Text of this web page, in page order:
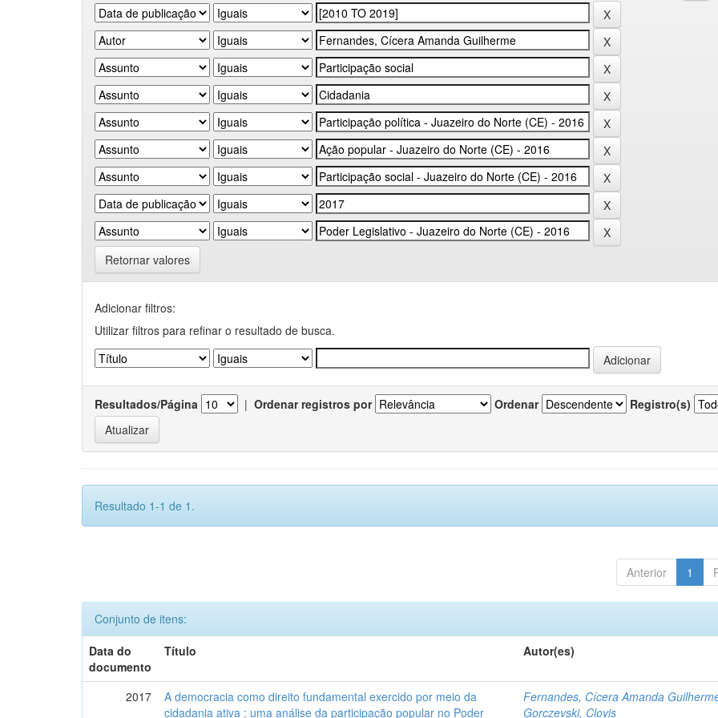
Retornar valores
Adicionar filtros:
Utilizar filtros para refinar o resultado de busca.
Resultados/Página | Ordenar registros por Ordenar Registro(s)
Resultado 1-1 de 1.
Anterior 1
Conjunto de itens:
Data do
documento
Título Autor(es)
2017
A democracia como direito fundamental exercido por meio da
cidadania ativa : uma análise da participação popular no Poder
Fernandes, Cícera Amanda
Gorczevski, Clovis